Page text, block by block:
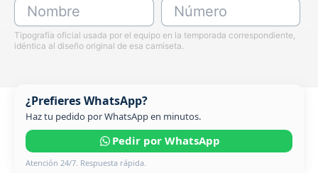
Nombre Número
Tipografía oficial usada por el equipo en la temporada correspondiente,
idéntica al diseño original de esa camiseta.
¿Prefieres WhatsApp?
Haz tu pedido por WhatsApp en minutos.
Pedir por WhatsApp
Atención 24/7. Respuesta rápida.